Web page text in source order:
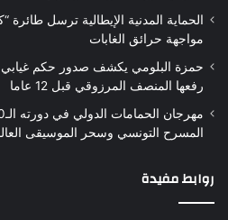
الحماية المدنية الإيطالية ترسل طائرة
مواجهة حرائق الغابات
حمزة البلومي يكشف صدور حكم
رفعها المنصف المرزوقي قبل 12 عاما
المسرح التونسي وسحر الموسيقى
روابط مفيدة